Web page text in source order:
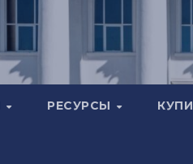
РЕСУРСЫ